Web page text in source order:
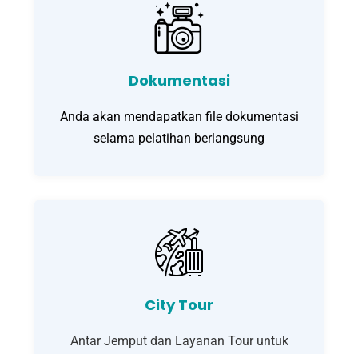
Dokumentasi
Anda akan mendapatkan file dokumentasi
selama pelatihan berlangsung
City Tour
Antar Jemput dan Layanan Tour untuk